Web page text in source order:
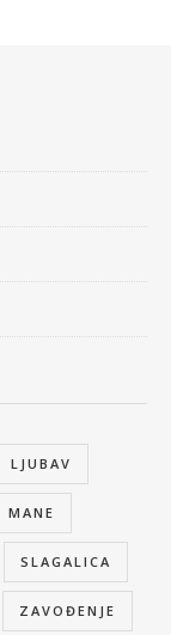
LJUBAV
MANE
SLAGALICA
ZAVOĐENJE